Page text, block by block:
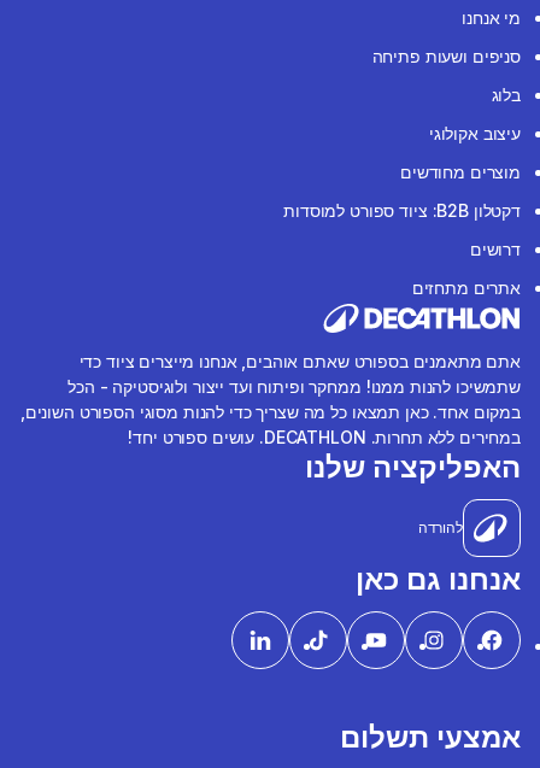
מי אנחנו
סניפים ושעות פתיחה
בלוג
עיצוב אקולוגי
מוצרים מחודשים
דקטלון B2B: ציוד ספורט למוסדות
דרושים
אתרים מתחזים
אתם מתאמנים בספורט שאתם אוהבים, אנחנו מייצרים ציוד כדי
שתמשיכו להנות ממנו! ממחקר ופיתוח ועד ייצור ולוגיסטיקה - הכל
במקום אחד. כאן תמצאו כל מה שצריך כדי להנות מסוגי הספורט השונים,
במחירים ללא תחרות. DECATHLON. עושים ספורט יחד!
האפליקציה שלנו
להורדה
אנחנו גם כאן
אמצעי תשלום